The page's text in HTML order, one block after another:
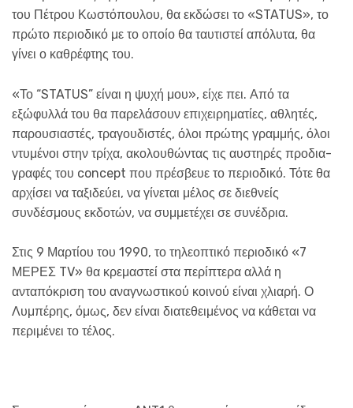
του Πέτρου Κωστόπουλου, θα εκδώσει το «STATUS», το
πρώτο περιοδικό με το οποίο θα ταυτιστεί απόλυτα, θα
γίνει ο καθρέφτης του.
«Το “STATUS” είναι η ψυχή μου», είχε πει. Από τα
εξώφυλλά του θα παρελάσουν επιχειρηματίες, αθλητές,
παρουσιαστές, τραγουδιστές, όλοι πρώτης γραμμής, όλοι
ντυμένοι στην τρίχα, ακολουθώντας τις αυστηρές προδια­
γραφές του concept που πρέσβευε το περιοδικό. Τότε θα
αρχίσει να ταξιδεύει, να γίνεται μέλος σε διεθνείς
συνδέσμους εκδοτών, να συμμετέχει σε συνέδρια.
Στις 9 Μαρτίου του 1990, το τηλεοπτικό περιοδικό «7
ΜΕΡΕΣ TV» θα κρεμαστεί στα περίπτερα αλλά η
ανταπόκριση του αναγνωστικού κοινού είναι χλιαρή. Ο
Λυμπέρης, όμως, δεν είναι διατεθειμένος να κάθεται να
περιμένει το τέλος.